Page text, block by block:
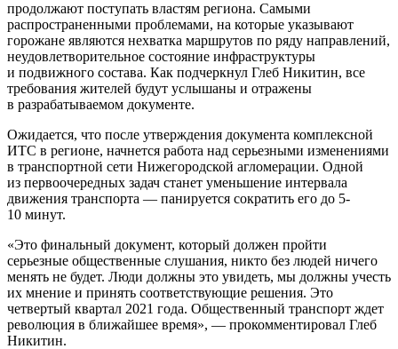
продолжают поступать властям региона. Самыми
распространенными проблемами, на которые указывают
горожане являются нехватка маршрутов по ряду направлений,
неудовлетворительное состояние инфраструктуры
и подвижного состава. Как подчеркнул Глеб Никитин, все
требования жителей будут услышаны и отражены
в разрабатываемом документе.
Ожидается, что после утверждения документа комплексной
ИТС в регионе, начнется работа над серьезными изменениями
в транспортной сети Нижегородской агломерации. Одной
из первоочередных задач станет уменьшение интервала
движения транспорта — панируется сократить его до 5-
10 минут.
«Это финальный документ, который должен пройти
серьезные общественные слушания, никто без людей ничего
менять не будет. Люди должны это увидеть, мы должны учесть
их мнение и принять соответствующие решения. Это
четвертый квартал 2021 года. Общественный транспорт ждет
революция в ближайшее время», — прокомментировал Глеб
Никитин.